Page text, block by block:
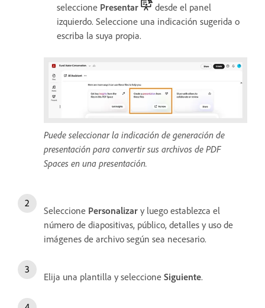
seleccione Presentar
desde el panel
izquierdo. Seleccione una indicación sugerida o
escriba la suya propia.
Puede seleccionar la indicación de generación de
presentación para convertir sus archivos de PDF
Spaces en una presentación.
Seleccione Personalizar y luego establezca el
número de diapositivas, público, detalles y uso de
imágenes de archivo según sea necesario.
Elija una plantilla y seleccione Siguiente.